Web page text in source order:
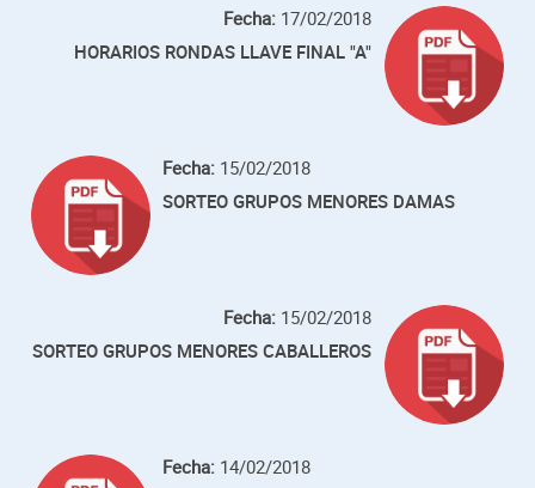
Fecha: 17/02/2018
HORARIOS RONDAS LLAVE FINAL "A"
Fecha: 15/02/2018
SORTEO GRUPOS MENORES DAMAS
Fecha: 15/02/2018
SORTEO GRUPOS MENORES CABALLEROS
Fecha: 14/02/2018